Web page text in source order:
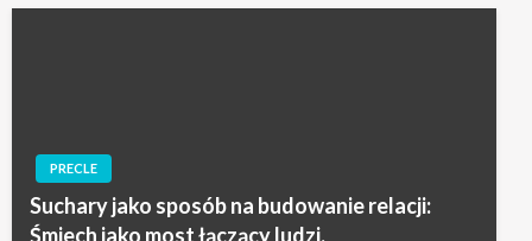
PRECLE
Suchary jako sposób na budowanie relacji:
Śmiech jako most łączący ludzi.